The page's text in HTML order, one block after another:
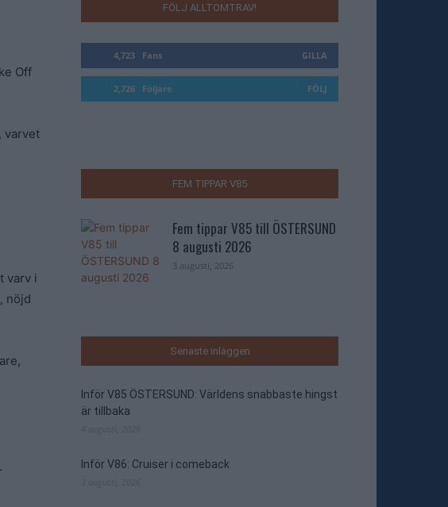
Off
varvet
varv i
nöjd
FÖLJ ALLTOMTRAV!
4,723 Fans GILLA
2,726 Följare FÖLJ
FEM TIPPAR V85
Fem tippar V85 till ÖSTERSUND
8 augusti 2026
3 augusti, 2026
Senaste inläggen
Inför V85 ÖSTERSUND: Världens snabbaste hingst
är tillbaka
Inför V86: Cruiser i comeback